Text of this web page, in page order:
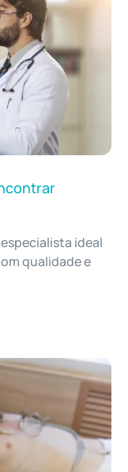
ideal
qualidade e